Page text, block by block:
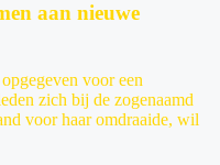
aan nieuwe
voor een
zich bij de zogenaamd
voor haar omdraaide, wil